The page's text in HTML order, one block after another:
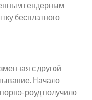
гендерным
бесплатного
с другой
Начало
роуд получило